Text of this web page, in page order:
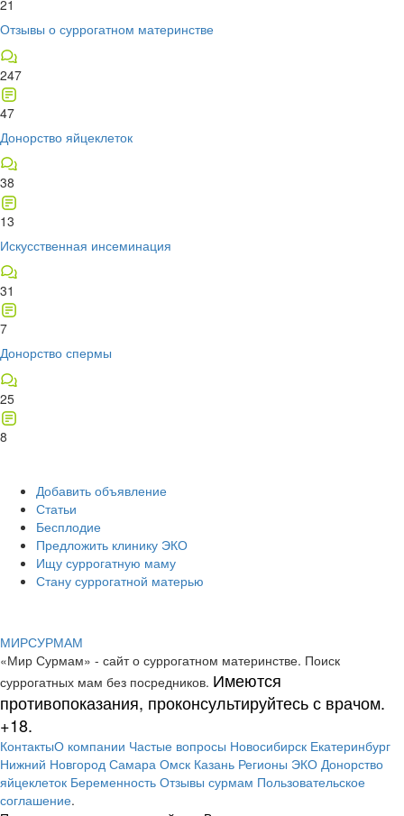
21
Отзывы о суррогатном материнстве
247
47
Донорство яйцеклеток
38
13
Искусственная инсеминация
31
7
Донорство спермы
25
8
Добавить объявление
Статьи
Бесплодие
Предложить клинику ЭКО
Ищу суррогатную маму
Стану суррогатной матерью
МИРСУРМАМ
«Мир Сурмам» - сайт о суррогатном материнстве. Поиск
суррогатных мам без посредников. Имеются
противопоказания, проконсультируйтесь с врачом.
+18.
КонтактыО компании Частые вопросы Новосибирск Екатеринбург
Нижний Новгород Самара Омск Казань Регионы ЭКО Донорство
яйцеклеток Беременность Отзывы сурмам Пользовательское
соглашение.